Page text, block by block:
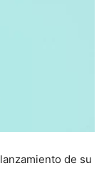
de su